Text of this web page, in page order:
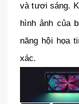
và tươi sáng.
hình ảnh của
năng hội họa
xác.